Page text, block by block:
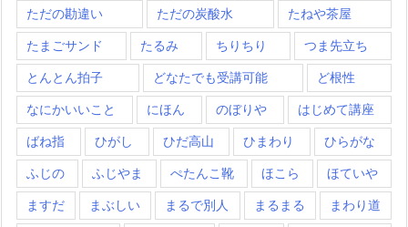
ただの勘違い ただの炭酸水 たねや茶屋
たまごサンド たるみ ちりちり つま先立ち
とんとん拍子 どなたでも受講可能 ど根性
なにかいいこと にほん のぼりや はじめて講座
ばね指 ひがし ひだ高山 ひまわり ひらがな
ふじの ふじやま ぺたんこ靴 ほこら ほていや
ますだ まぶしい まるで別人 まるまる まわり道